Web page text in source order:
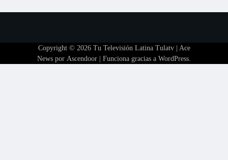
Copyright © 2026 Tu Televisión Latina Tulatv| Ace
News por Ascendoor | Funciona gracias a WordPress